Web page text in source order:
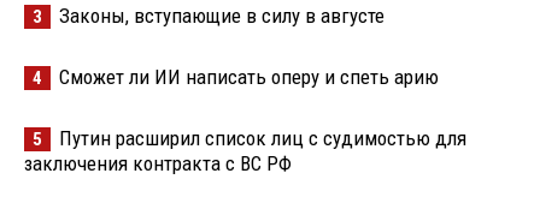
3 Законы, вступающие в силу в августе
4 Сможет ли ИИ написать оперу и спеть арию
5
Путин расширил список лиц с судимостью для
заключения контракта с ВС РФ